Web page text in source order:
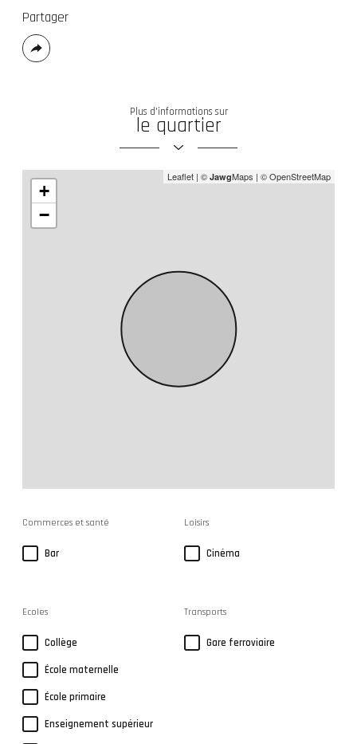
Partager
Plus
de
Plus d'informations sur
le quartier
+
−
Leaflet | © JawgMaps | © OpenStreetMap
Commerces et santé
Bar
Loisirs
Cinéma
Ecoles
Collège
École maternelle
École primaire
Enseignement supérieur
Transports
Gare ferroviaire